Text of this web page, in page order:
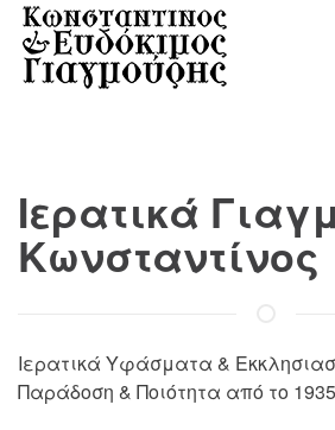
Skip to main content
Ιερατικά
Κωνσταντίνος
Ιερατικά Υφάσματα &
Παράδοση & Ποιότητα από το 1935